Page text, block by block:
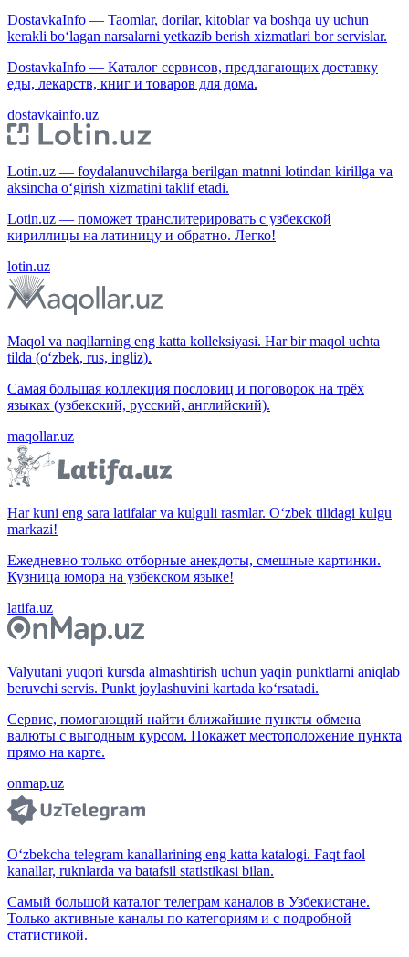
DostavkaInfo — Taomlar, dorilar, kitoblar va boshqa uy uchun
kerakli bo‘lagan narsalarni yetkazib berish xizmatlari bor servislar.
DostavkaInfo — Каталог сервисов, предлагающих доставку
еды, лекарств, книг и товаров для дома.
dostavkainfo.uz
Lotin.uz — foydalanuvchilarga berilgan matnni lotindan kirillga va
aksincha o‘girish xizmatini taklif etadi.
Lotin.uz — поможет транслитерировать с узбекской
кириллицы на латиницу и обратно. Легко!
lotin.uz
Maqol va naqllarning eng katta kolleksiyasi. Har bir maqol uchta
tilda (o‘zbek, rus, ingliz).
Самая большая коллекция пословиц и поговорок на трёх
языках (узбекский, русский, английский).
maqollar.uz
Har kuni eng sara latifalar va kulguli rasmlar. O‘zbek tilidagi kulgu
markazi!
Ежедневно только отборные анекдоты, смешные картинки.
Кузница юмора на узбекском языке!
latifa.uz
Valyutani yuqori kursda almashtirish uchun yaqin punktlarni aniqlab
beruvchi servis. Punkt joylashuvini kartada ko‘rsatadi.
Сервис, помогающий найти ближайшие пункты обмена
валюты с выгодным курсом. Покажет местоположение пункта
прямо на карте.
onmap.uz
O‘zbekcha telegram kanallarining eng katta katalogi. Faqt faol
kanallar, ruknlarda va batafsil statistikasi bilan.
Самый большой каталог телеграм каналов в Узбекистане.
Только активные каналы по категориям и с подробной
статистикой.